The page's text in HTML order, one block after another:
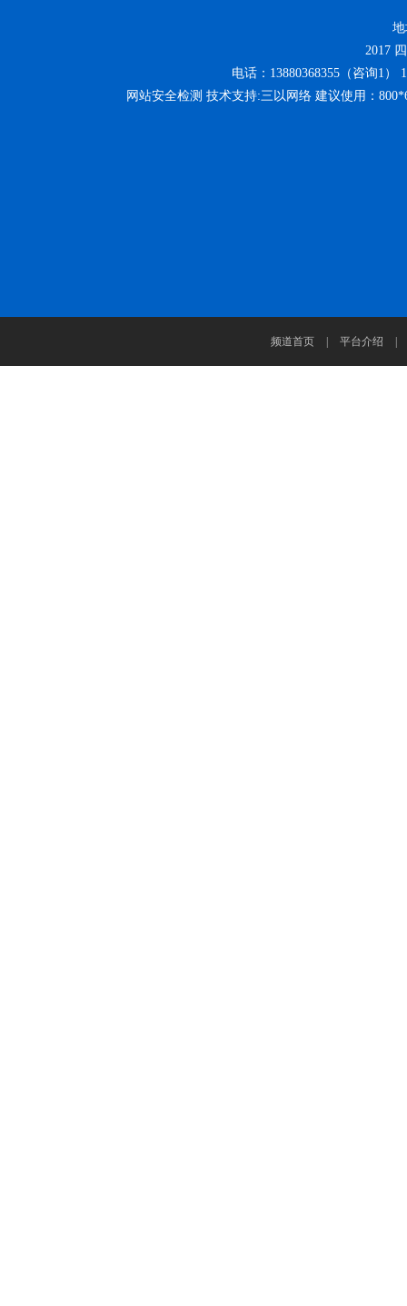
2017
电话：13880368355（咨询1）
网站安全检测 技术支持:三以网络 建议使用：
频道首页 | 平台介绍 |